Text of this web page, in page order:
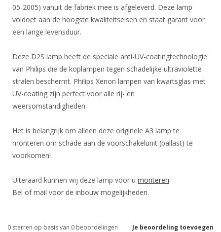
05-2005) vanuit de fabriek mee is afgeleverd. Deze lamp
voldoet aan de hoogste kwaliteitseisen en staat garant voor
een lange levensduur.
Deze D2S lamp heeft de speciale anti-UV-coatingtechnologie
van Philips die de koplampen tegen schadelijke ultraviolette
stralen beschermt. Philips Xenon lampen van kwartsglas met
UV-coating zijn perfect voor alle rij- en
weersomstandigheden.
Het is belangrijk om alleen deze originele A3 lamp te
monteren om schade aan de voorschakelunit (ballast) te
voorkomen!
Uiteraard kunnen wij deze lamp voor u monteren.
Bel of mail voor de inbouw mogelijkheden.
Je beoordeling toevoegen
0 sterren op basis van 0 beoordelingen